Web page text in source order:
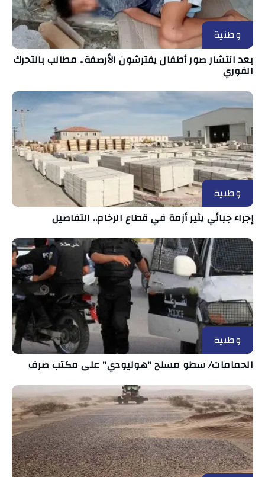
وطنية
بعد انتشار صور أطفال يفترشون الأرصفة.. مطالب بالتحرك
الفوري
وطنية
إجراء جبائي يثير أزمة في قطاع الرخام.. التفاصيل
وطنية
الحمامات/ سطو مسلح "هوليودي" على مكتب صرف